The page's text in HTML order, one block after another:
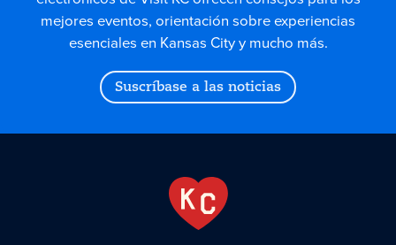
mejores eventos, orientación sobre experiencias
esenciales en Kansas City y mucho más.
Suscríbase a las noticias